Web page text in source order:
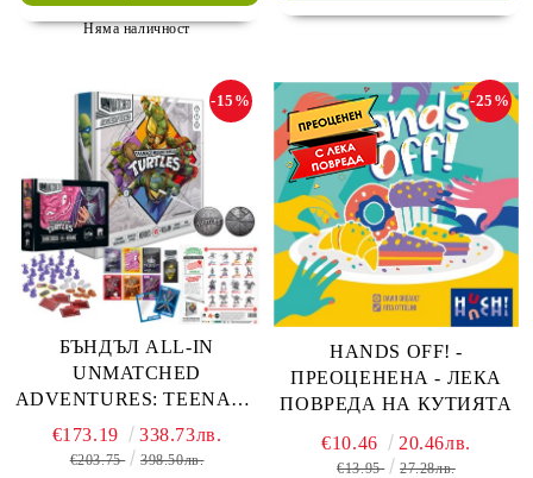
Няма наличност
БЪНДЪЛ ALL-IN
UNMATCHED
ADVENTURES: TEENAGE
MUTANT NINJA TURTLES
+ ULTIMATE MINIATURE
-15%
€173.19 338.73лв.
€203.75 398.50лв.
HANDS OFF! -
ПРЕОЦЕНЕНА - ЛЕКА
ПОВРЕДА НА КУТИЯТА
-25%
€10.46 20.46лв.
€13.95 27.28лв.